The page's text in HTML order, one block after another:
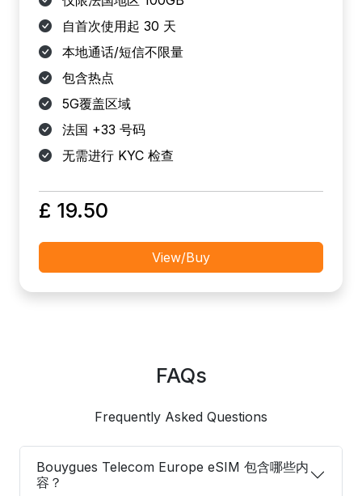
自首次使用起 30 天
本地通话/短信不限量
包含热点
5G覆盖区域
法国 +33 号码
无需进行 KYC 检查
£ 19.50
View/Buy
FAQs
Frequently Asked Questions
Bouygues Telecom Europe eSIM 包含哪些内
容？